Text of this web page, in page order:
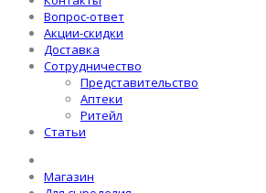
Вопрос-ответ
Акции-скидки
Доставка
Сотрудничество
Представительство
Аптеки
Ритейл
Статьи
Магазин